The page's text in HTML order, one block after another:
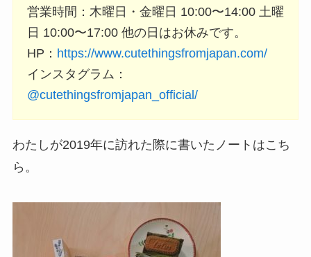
営業時間：木曜日・金曜日 10:00〜14:00 土曜
日 10:00〜17:00 他の日はお休みです。
HP： https://www.cutethingsfromjapan.com/
インスタグラム：
@cutethingsfromjapan_official/
わたしが2019年に訪れた際に書いたノートはこち
ら。